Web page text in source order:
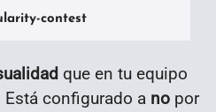
contest
que en tu equipo
Está configurado a no por